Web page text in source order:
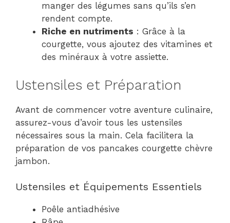
manger des légumes sans qu’ils s’en
rendent compte.
Riche en nutriments : Grâce à la
courgette, vous ajoutez des vitamines et
des minéraux à votre assiette.
Ustensiles et Préparation
Avant de commencer votre aventure culinaire,
assurez-vous d’avoir tous les ustensiles
nécessaires sous la main. Cela facilitera la
préparation de vos pancakes courgette chèvre
jambon.
Ustensiles et Équipements Essentiels
Poêle antiadhésive